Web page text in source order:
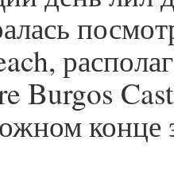
Burgos
конце